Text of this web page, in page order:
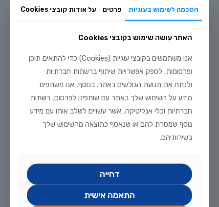
מדריך טיפוח דגי זהב וקוי בבריכת נוי: תנאים, תזונה ומניעת מחלות
לקריאה נוספת
הסכמה לשימוש בעוגיות פרטים על אודות קובצי Cookies
האתר עושה שימוש בקובצי Cookies
אנו משתמשים בקובצי עוגיות (Cookies) כדי להתאים תוכן
ופרסומות, לספק אפשרויות שיתוף ברשתות חברתיות
ולנתח את תנועת הגולשים באתר. בנוסף, אנו משתפים
מידע על השימוש שלך באתר עם שותפינו לפרסום, רשתות
חברתיות וכלי אנליטיקה, אשר עשויים לשלב אותו עם מידע
נוסף שמסרת להם או שנאסף כתוצאה מהשימוש שלך
בשירותיהם.
דחייה
התאמה אישית